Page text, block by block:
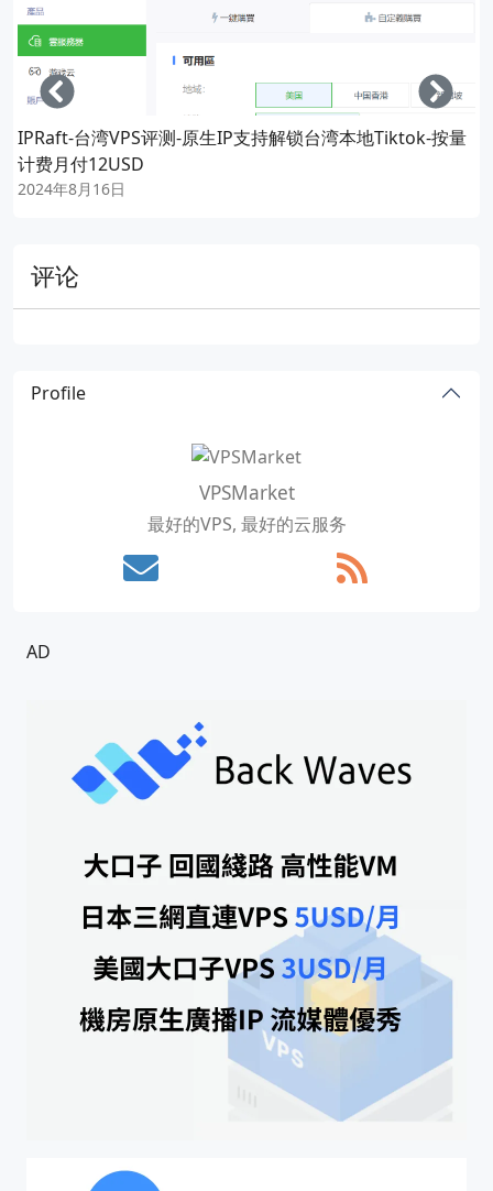
IPRaft-台湾VPS评测-原生IP支持解锁台湾本地Tiktok-按量
计费月付12USD
2024年8月16日
Left
评论
Profile
VPSMarket
最好的VPS, 最好的云服务
AD